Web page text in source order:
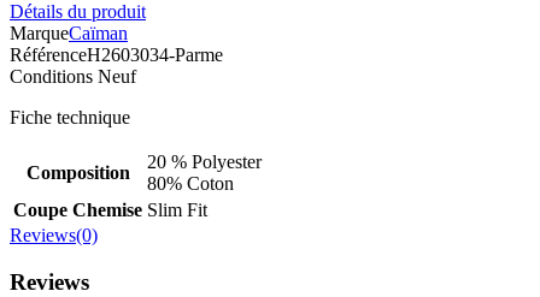
Détails du produit
MarqueCaïman
RéférenceH2603034-Parme
Conditions Neuf
Fiche technique
Composition
20 % Polyester
80% Coton
Coupe Chemise Slim Fit
Reviews(0)
Reviews